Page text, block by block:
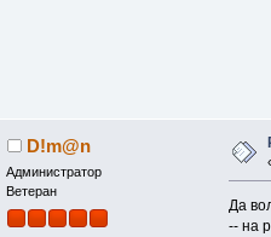
D!m@n
Администратор
Ветеран
Да
-- на